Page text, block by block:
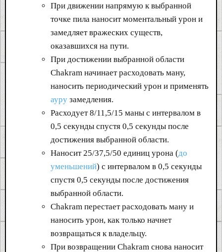
При движении напрямую к выбранной
точке пила наносит моментальный урон и
замедляет вражеских существ,
оказавшихся на пути.
При достижении выбранной области
Chakram начинает расходовать ману,
наносить периодический урон и применять
ауру замедления.
Расходует 8/11,5/15 маны с интервалом в
0,5 секунды спустя 0,5 секунды после
достижения выбранной области.
Наносит 25/37,5/50 единиц урона (до
уменьшений) с интервалом в 0,5 секунды
спустя 0,5 секунды после достижения
выбранной области.
Chakram перестает расходовать ману и
наносить урон, как только начнет
возвращаться к владельцу.
При возвращении Chakram снова наносит